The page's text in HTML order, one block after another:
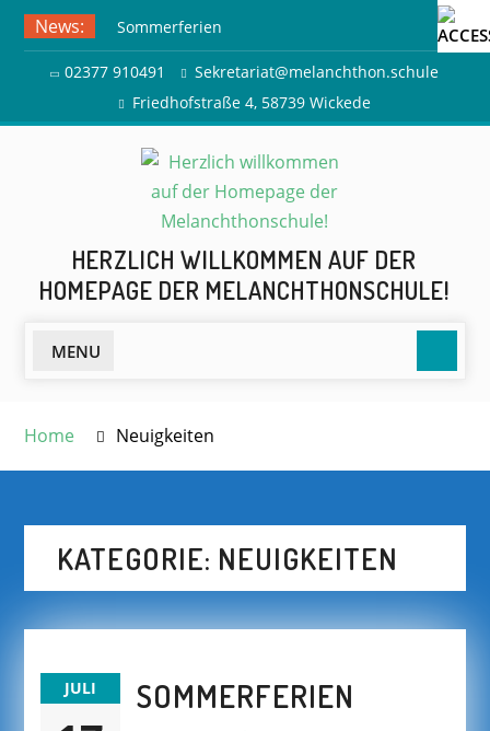
Skip
content
News:
Sommerferien
Ausflug zur Freilichtbühne
Herdringen
02377 910491
Sekretariat@melanchthon.schule
Friedhofstraße 4, 58739 Wickede
HERZLICH WILLKOMMEN AUF DER
HOMEPAGE DER MELANCHTHONSCHULE!
MENU
Home Neuigkeiten
KATEGORIE: NEUIGKEITEN
JULI SOMMERFERIEN